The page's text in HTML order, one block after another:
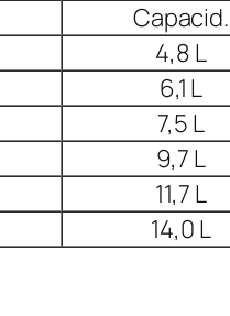
Capacid.
4,8 L
6,1 L
7,5 L
9,7 L
11,7 L
14,0 L